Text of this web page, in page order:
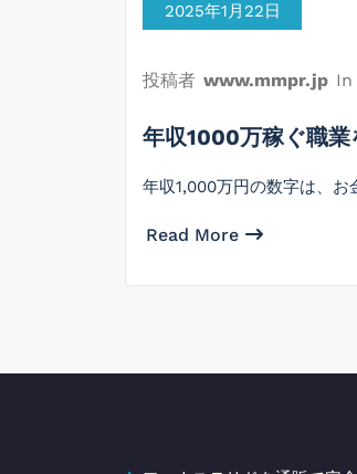
2025年1月22日
投稿者 www.mmpr.jp In
年収1000万稼ぐ職
年収1,000万円の数字は、
Read More